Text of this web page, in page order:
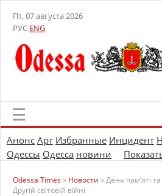
Пт, 07 августа 2026
РУС ENG
Анонс Арт Избранные Инцидент
Одессы Одесса новини
Odessa Times» Новости » День пам’яті
Другій світовій війні